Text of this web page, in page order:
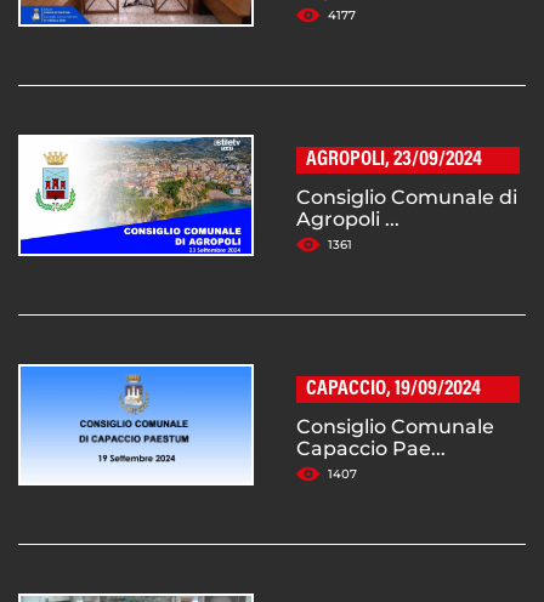
4177
AGROPOLI, 23/09/2024
Consiglio Comunale di
Agropoli ...
1361
CAPACCIO, 19/09/2024
Consiglio Comunale
Capaccio Pae...
1407